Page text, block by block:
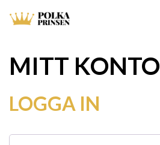
MITT KONTO
LOGGA IN